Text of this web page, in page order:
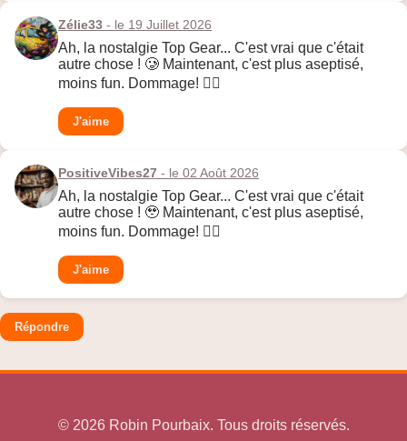
Zélie33 - le 19 Juillet 2026
Ah, la nostalgie Top Gear... C'est vrai que c'était
autre chose ! 🥲 Maintenant, c'est plus aseptisé,
moins fun. Dommage! 🤷‍♀️
J'aime
PositiveVibes27 - le 02 Août 2026
Ah, la nostalgie Top Gear... C'est vrai que c'était
autre chose ! 🥹 Maintenant, c'est plus aseptisé,
moins fun. Dommage! 🤷‍♀️
J'aime
Répondre
© 2026 Robin Pourbaix. Tous droits réservés.